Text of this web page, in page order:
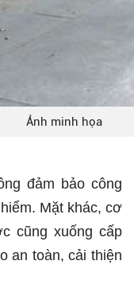
Ảnh minh họa
đảm bảo công
Mặt khác, cơ
cũng xuống cấp
an toàn, cải thiện